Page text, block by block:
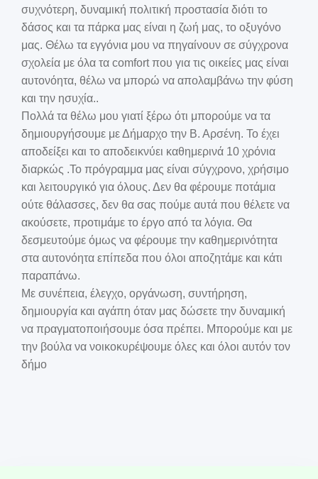
συχνότερη, δυναμική πολιτική προστασία διότι το
δάσος και τα πάρκα μας είναι η ζωή μας, το οξυγόνο
μας. Θέλω τα εγγόνια μου να πηγαίνουν σε σύγχρονα
σχολεία με όλα τα comfort που για τις οικείες μας είναι
αυτονόητα, θέλω να μπορώ να απολαμβάνω την φύση
και την ησυχία..
Πολλά τα θέλω μου γιατί ξέρω ότι μπορούμε να τα
δημιουργήσουμε με Δήμαρχο την Β. Αρσένη. Το έχει
αποδείξει και το αποδεικνύει καθημερινά 10 χρόνια
διαρκώς .Το πρόγραμμα μας είναι σύγχρονο, χρήσιμο
και λειτουργικό για όλους. Δεν θα φέρουμε ποτάμια
ούτε θάλασσες, δεν θα σας πούμε αυτά που θέλετε να
ακούσετε, προτιμάμε το έργο από τα λόγια. Θα
δεσμευτούμε όμως να φέρουμε την καθημερινότητα
στα αυτονόητα επίπεδα που όλοι αποζητάμε και κάτι
παραπάνω.
Με συνέπεια, έλεγχο, οργάνωση, συντήρηση,
δημιουργία και αγάπη όταν μας δώσετε την δυναμική
να πραγματοποιήσουμε όσα πρέπει. Μπορούμε και με
την βούλα να νοικοκυρέψουμε όλες και όλοι αυτόν τον
δήμο